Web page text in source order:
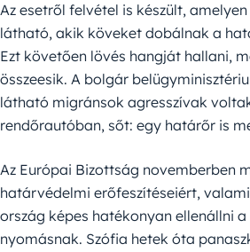
Az esetről felvétel is készült,
látható, akik köveket dobálnak a
Ezt követően lövés hangját hallani,
összeesik. A bolgár
látható migránsok agresszívak
rendőrautóban, sőt: egy határőr is
Az Európai Bizottság novemberben
határvédelmi erőfeszítéseiért,
ország képes hatékonyan ellenállni
nyomásnak. Szófia hetek óta